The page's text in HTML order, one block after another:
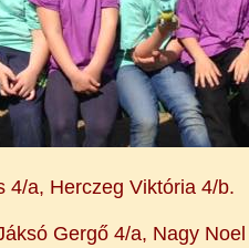
4/a, Herczeg Viktória 4/b.
Gergő 4/a, Nagy